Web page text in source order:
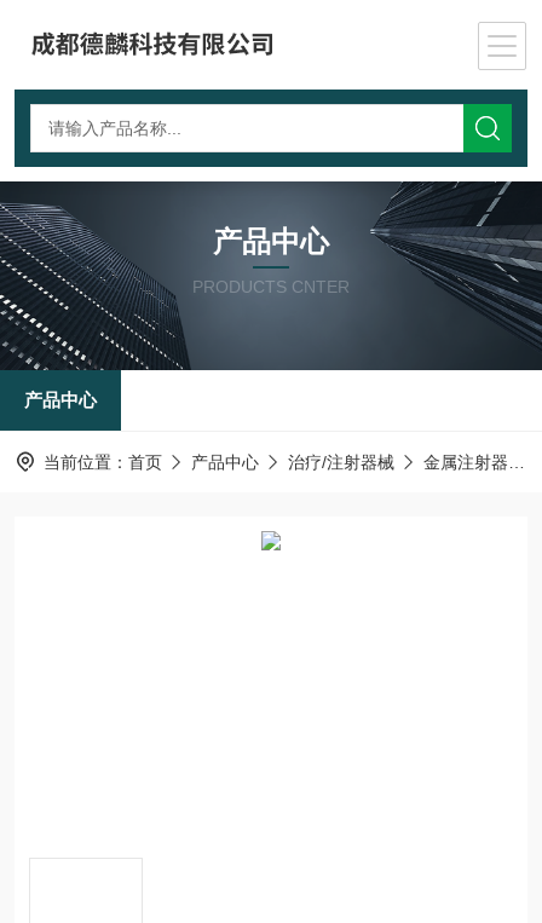
产品中心
PRODUCTS CNTER
产品中心
当前位置： 首页 产品中心 治疗/注射器械 金属注射器